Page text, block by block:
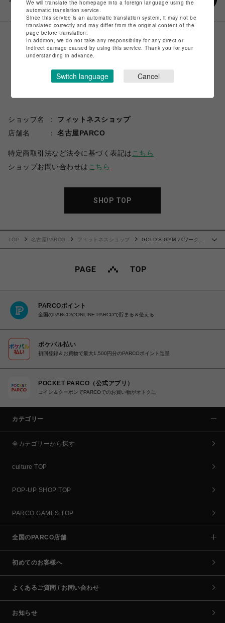
ショップ名
フィットネスショップ
店舗名
名古屋PARCO
特定商取引法など法令に基づく表記は こちら
ショップお問い合わせは こちら
SHOP TOP
TOP 名古屋PARCO フィットネスショップ
GOLD'S GYM パワーグリ
PARCOポイント
全国のPARCOやONLINE PARCOで貯まる＆使える
ポケパル払い
初回登録＆お買物で最大1,500円分のPARCOポイント進呈
POCKET PARCO（公式アプリ）
コイン＆クーポンでPARCOでのお買い物がオトクに
カテゴリー
全カテゴリーから探す
culture TOP
POP-UP SHOP TOP
PARCO GAMES TOP
全国のPARCO店舗
初めてのお客様へ
よくあるご質問 / お問い合わせ
お知らせ
We will translate the homepage into a foreign language using the
automatic translation service.
Since this service is an automatic translation system, it may not be
translated correctly and may differ from the original content of the
page before translation.
In addition, we do not take any responsibility for any direct or
indirect damage caused by using this service. Thank you for your
understanding in advance.
Switch language Cancel